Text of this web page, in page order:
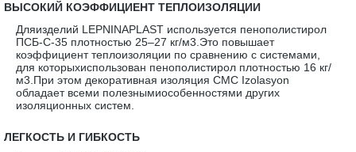
ВЫСОКИЙ КОЭФФИЦИЕНТ ТЕПЛОИЗОЛЯЦИИ
Дляизделий LEPNINAPLAST используется пенополистирол
ПСБ-С-35 плотностью 25–27 кг/м3.Это повышает
коэффициент теплоизоляции по сравнению с системами,
для которыхиспользован пенополистирол плотностью 16 кг/
м3.При этом декоративная изоляция CMC Izolasyon
обладает всеми полезнымиособенностями других
изоляционных систем.
ЛЕГКОСТЬ И ГИБКОСТЬ